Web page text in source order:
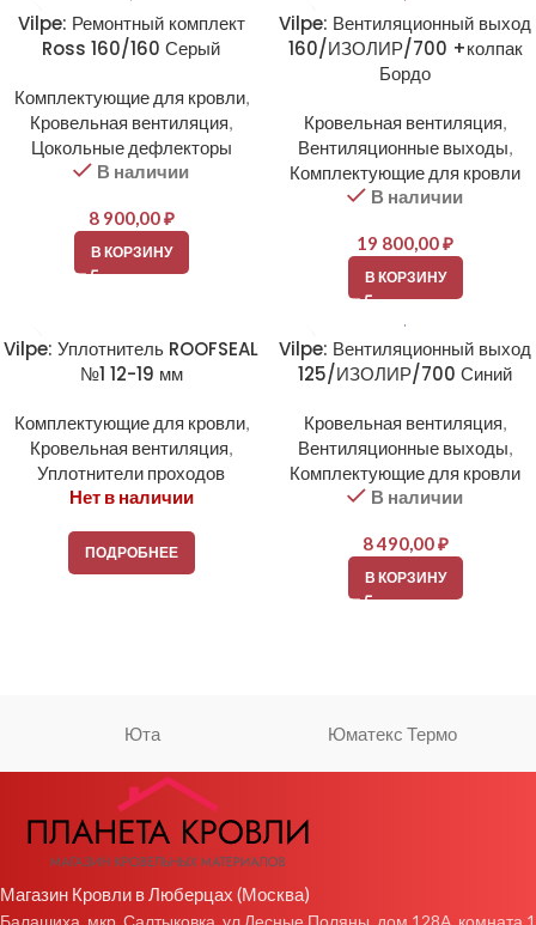
Vilpe: Ремонтный комплект
Ross 160/160 Серый
Комплектующие для кровли,
Кровельная вентиляция,
Цокольные дефлекторы
В наличии
8 900,00₽
В КОРЗИНУ
Vilpe: Вентиляционный выход
160/ИЗОЛИР/700 +колпак
Бордо
Кровельная вентиляция,
Вентиляционные выходы,
Комплектующие для кровли
В наличии
19 800,00₽
В КОРЗИНУ
Vilpe: Уплотнитель ROOFSEAL
№1 12-19 мм
Комплектующие для кровли,
Кровельная вентиляция,
Уплотнители проходов
Нет в наличии
ПОДРОБНЕЕ
Vilpe: Вентиляционный выход
125/ИЗОЛИР/700 Синий
Кровельная вентиляция,
Вентиляционные выходы,
Комплектующие для кровли
В наличии
8 490,00₽
В КОРЗИНУ
Юта Юматекс Термо
Магазин Кровли в Люберцах (Москва)
Балашиха, мкр. Салтыковка, ул Лесные Поляны, дом 128А, комната 1